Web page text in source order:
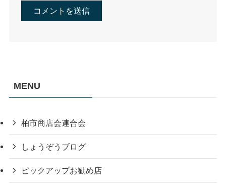
MENU
柏市商店会連合会
しょうぞうブログ
ピックアップお勧め店